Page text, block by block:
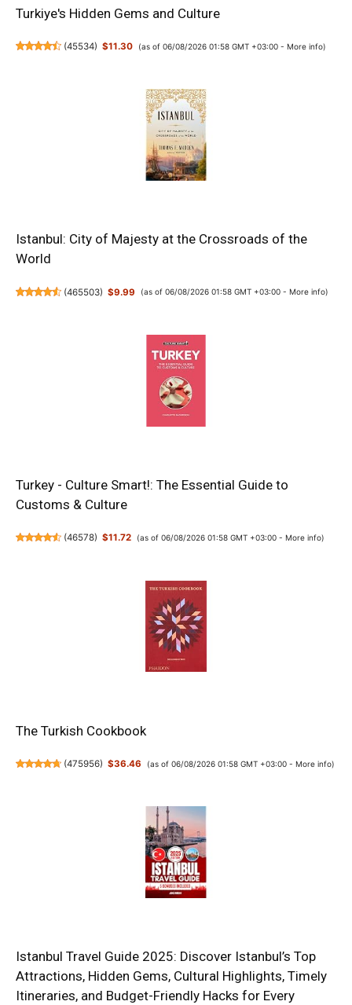
Turkiye's Hidden Gems and Culture
(45534) $11.30 (as of 06/08/2026 01:58 GMT +03:00 - More info)
Istanbul: City of Majesty at the Crossroads of the
World
(465503) $9.99 (as of 06/08/2026 01:58 GMT +03:00 - More info)
Turkey - Culture Smart!: The Essential Guide to
Customs & Culture
(46578) $11.72 (as of 06/08/2026 01:58 GMT +03:00 - More info)
The Turkish Cookbook
(475956) $36.46 (as of 06/08/2026 01:58 GMT +03:00 - More info)
Istanbul Travel Guide 2025: Discover Istanbul’s Top
Attractions, Hidden Gems, Cultural Highlights, Timely
Itineraries, and Budget-Friendly Hacks for Every